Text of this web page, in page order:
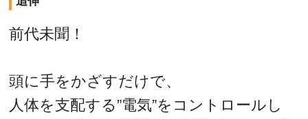
前代未聞！
頭に手をかざすだけで、
人体を支配する”電気”をコントロールし